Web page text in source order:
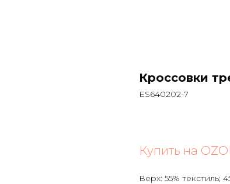
Кроссовки
ES640202-7
Купить на
Верх: 55% текстиль;